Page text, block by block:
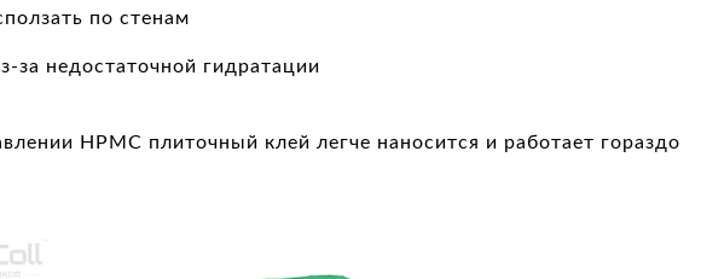
по стенам
за недостаточной гидратации
HPMC плиточный клей легче наносится и работает гораздо